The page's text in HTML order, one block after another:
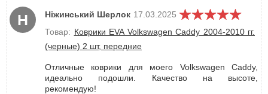
Н Ніжинський Шерлок 17.03.2025
Товар: Коврики EVA Volkswagen Caddy 2004-2010 гг.
(черные) 2 шт, передние
Отличные коврики для моего Volkswagen Caddy,
идеально подошли. Качество на высоте,
рекомендую!